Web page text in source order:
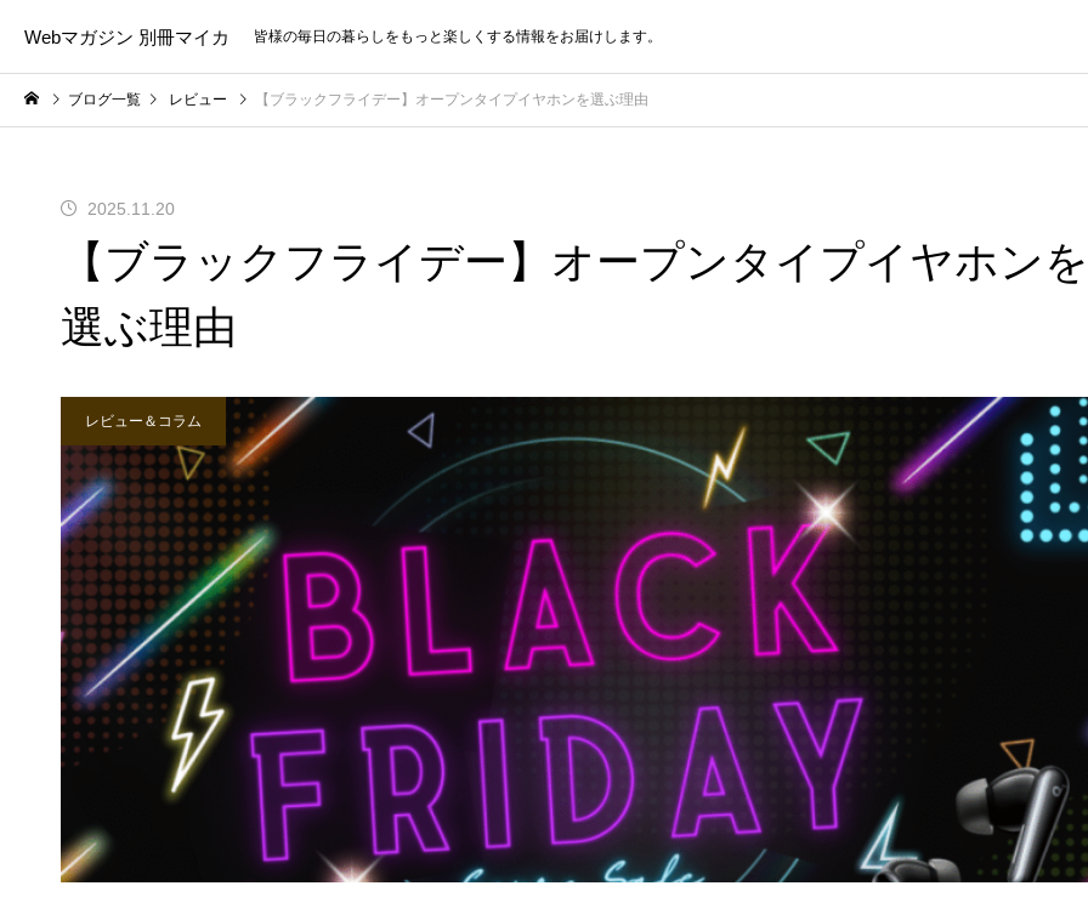
Webマガジン 別冊マイカ 皆様の毎日の暮らしをもっと楽しくする情報をお届けします。
ブログ一覧 レビュー 【ブラックフライデー】オープンタイプイヤホンを選ぶ理由
2025.11.20
【ブラックフライデー】オープンタイプイヤホンを
選ぶ理由
レビュー＆コラム